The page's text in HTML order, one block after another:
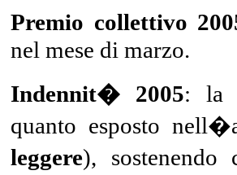
Premio collettivo
nel mese di marzo.
Indennit� 2005: la
quanto esposto
leggere),